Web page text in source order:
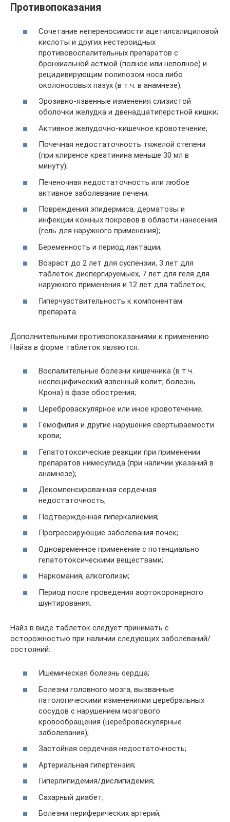
Противопоказания
Сочетание непереносимости ацетилсалициловой
кислоты и других нестероидных
противовоспалительных препаратов с
бронхиальной астмой (полное или неполное) и
рецидивирующим полипозом носа либо
околоносовых пазух (в т.ч. в анамнезе);
Эрозивно-язвенные изменения слизистой
оболочки желудка и двенадцатиперстной кишки;
Активное желудочно-кишечное кровотечение;
Почечная недостаточность тяжелой степени
(при клиренсе креатинина меньше 30 мл в
минуту);
Печеночная недостаточность или любое
активное заболевание печени;
Повреждения эпидермиса, дерматозы и
инфекции кожных покровов в области нанесения
(гель для наружного применения);
Беременность и период лактации;
Возраст до 2 лет для суспензии, 3 лет для
таблеток диспергируемыех, 7 лет для геля для
наружного применения и 12 лет для таблеток;
Гиперчувствительность к компонентам
препарата.
Дополнительными противопоказаниями к применению
Найза в форме таблеток являются:
Воспалительные болезни кишечника (в т.ч.
неспецифический язвенный колит, болезнь
Крона) в фазе обострения;
Цереброваскулярное или иное кровотечение;
Гемофилия и другие нарушения свертываемости
крови;
Гепатотоксические реакции при применении
препаратов нимесулида (при наличии указаний в
анамнезе);
Декомпенсированная сердечная
недостаточность;
Подтвержденная гиперкалиемия;
Прогрессирующие заболевания почек;
Одновременное применение с потенциально
гепатотоксическими веществами;
Наркомания, алкоголизм;
Период после проведения аортокоронарного
шунтирования.
Найз в виде таблеток следует принимать с
осторожностью при наличии следующих заболеваний/
состояний:
Ишемическая болезнь сердца;
Болезни головного мозга, вызванные
патологическими изменениями церебральных
сосудов с нарушением мозгового
кровообращения (цереброваскулярные
заболевания);
Застойная сердечная недостаточность;
Артериальная гипертензия;
Гиперлипидемия/дислипидемия;
Сахарный диабет;
Болезни периферических артерий;